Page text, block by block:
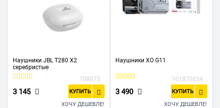
Наушники JBL T280 X2
серебристые
708075
3 145 КУПИТЬ
ХОЧУ ДЕШЕВЛЕ!
Наушники XO G11
101870034
3 490 КУПИТЬ
ХОЧУ ДЕШЕВЛЕ!